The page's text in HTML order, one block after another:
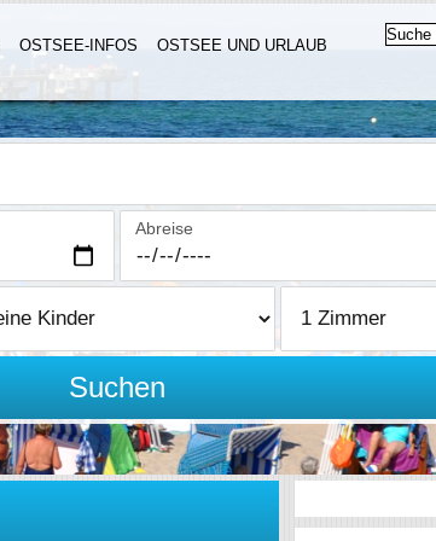
OSTSEE-INFOS
OSTSEE UND URLAUB
Abreise
Suchen